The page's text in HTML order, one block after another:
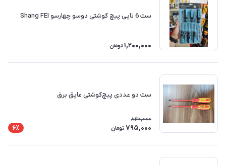
ست 6 تایی پیچ گوشتی دوسو چهارسو Shang FEI
1,200,000 تومان
ست دو عددی پیچ‌گوشتی عایق برق
840,000
795,000 تومان 6٪